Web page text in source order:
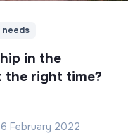
in the
right time?
February 2022